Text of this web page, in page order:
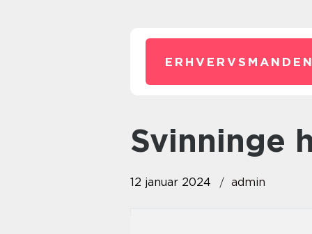
svinninge
12 januar 2024 admin